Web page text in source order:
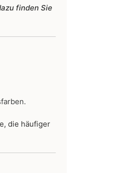
finden Sie
die häufiger